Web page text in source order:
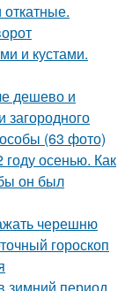
и кустами.
дешево и
загородного
(63 фото)
году осенью. Как
он был
черешню
гороскоп